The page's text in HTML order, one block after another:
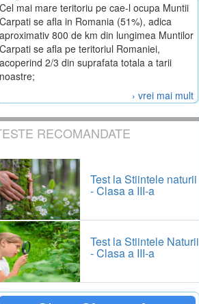
Cel mai mare teritoriu pe cae-l ocupa Muntii
Carpati se afla in Romania (51%), adica
aproximativ 800 de km din lungimea Muntilor
Carpati se afla pe teritoriul Romaniei,
acoperind 2/3 din suprafata totala a tarii
noastre;
› vrei mai mult
RECOMANDATE
Test la Stiintele naturii
- Clasa a III-a
Test la Stiintele Naturii
- Clasa a III-a